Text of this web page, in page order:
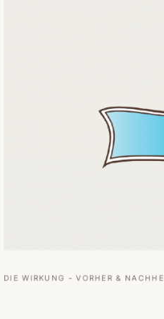
DIE WIRKUNG - VORHER &